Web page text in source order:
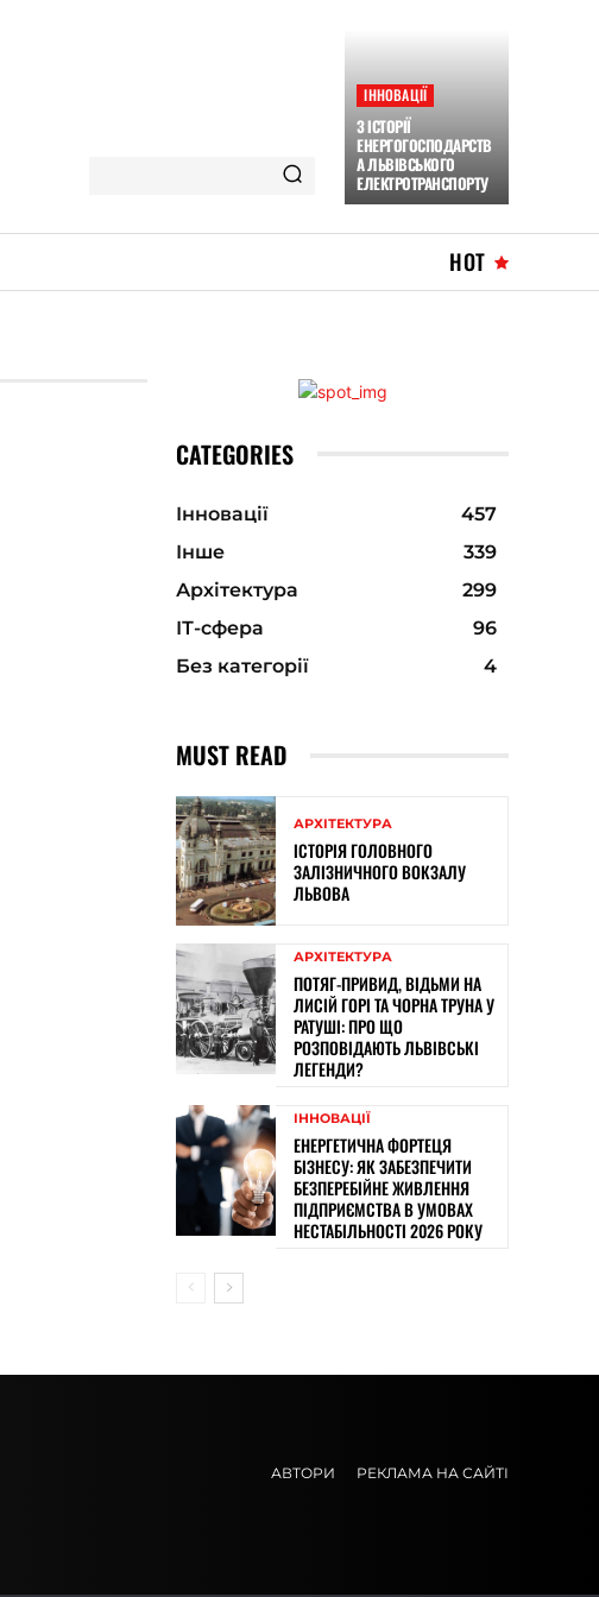
ІННОВАЦІЇ
З ІСТОРІЇ
ЕНЕРГОГОСПОДАРСТВ
А ЛЬВІВСЬКОГО
ЕЛЕКТРОТРАНСПОРТУ
HOT
CATEGORIES
Інновації
457
Інше
339
Архітектура
299
ІТ-сфера
96
Без категорії
4
MUST READ
АРХІТЕКТУРА
ІСТОРІЯ ГОЛОВНОГО
ЗАЛІЗНИЧНОГО ВОКЗАЛУ
ЛЬВОВА
АРХІТЕКТУРА
ПОТЯГ-ПРИВИД, ВІДЬМИ НА
ЛИСІЙ ГОРІ ТА ЧОРНА ТРУНА У
РАТУШІ: ПРО ЩО
РОЗПОВІДАЮТЬ ЛЬВІВСЬКІ
ЛЕГЕНДИ?
ІННОВАЦІЇ
ЕНЕРГЕТИЧНА ФОРТЕЦЯ
БІЗНЕСУ: ЯК ЗАБЕЗПЕЧИТИ
БЕЗПЕРЕБІЙНЕ ЖИВЛЕННЯ
ПІДПРИЄМСТВА В УМОВАХ
НЕСТАБІЛЬНОСТІ 2026 РОКУ
АВТОРИ РЕКЛАМА НА САЙТІ